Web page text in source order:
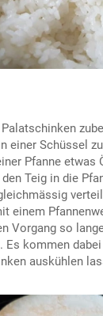
einer Schüssel
Pfanne etwas
Teig in die
einem
Vorgang so
Es kommen
auskühlen